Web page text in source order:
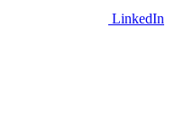
LinkedIn